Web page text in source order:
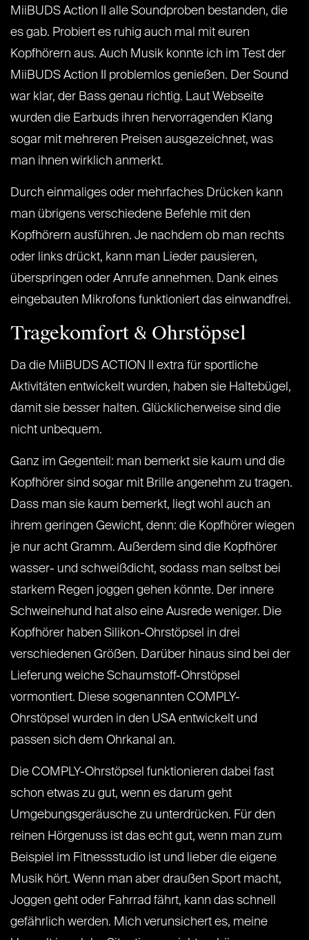
MiiBUDS Action II alle Soundproben bestanden, die
es gab. Probiert es ruhig auch mal mit euren
Kopfhörern aus. Auch Musik konnte ich im Test der
MiiBUDS Action II problemlos genießen. Der Sound
war klar, der Bass genau richtig. Laut Webseite
wurden die Earbuds ihren hervorragenden Klang
sogar mit mehreren Preisen ausgezeichnet, was
man ihnen wirklich anmerkt.
Durch einmaliges oder mehrfaches Drücken kann
man übrigens verschiedene Befehle mit den
Kopfhörern ausführen. Je nachdem ob man rechts
oder links drückt, kann man Lieder pausieren,
überspringen oder Anrufe annehmen. Dank eines
eingebauten Mikrofons funktioniert das einwandfrei.
Tragekomfort & Ohrstöpsel
Da die MiiBUDS ACTION II extra für sportliche
Aktivitäten entwickelt wurden, haben sie Haltebügel,
damit sie besser halten. Glücklicherweise sind die
nicht unbequem.
Ganz im Gegenteil: man bemerkt sie kaum und die
Kopfhörer sind sogar mit Brille angenehm zu tragen.
Dass man sie kaum bemerkt, liegt wohl auch an
ihrem geringen Gewicht, denn: die Kopfhörer wiegen
je nur acht Gramm. Außerdem sind die Kopfhörer
wasser- und schweißdicht, sodass man selbst bei
starkem Regen joggen gehen könnte. Der innere
Schweinehund hat also eine Ausrede weniger. Die
Kopfhörer haben Silikon-Ohrstöpsel in drei
verschiedenen Größen. Darüber hinaus sind bei der
Lieferung weiche Schaumstoff-Ohrstöpsel
vormontiert. Diese sogenannten COMPLY-
Ohrstöpsel wurden in den USA entwickelt und
passen sich dem Ohrkanal an.
Die COMPLY-Ohrstöpsel funktionieren dabei fast
schon etwas zu gut, wenn es darum geht
Umgebungsgeräusche zu unterdrücken. Für den
reinen Hörgenuss ist das echt gut, wenn man zum
Beispiel im Fitnessstudio ist und lieber die eigene
Musik hört. Wenn man aber draußen Sport macht,
Joggen geht oder Fahrrad fährt, kann das schnell
gefährlich werden. Mich verunsichert es, meine